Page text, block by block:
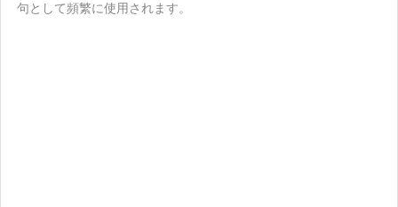
句として頻繁に使用されます。